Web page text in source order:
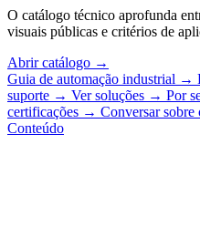
O catálogo técnico aprofunda
visuais públicas e critérios de
Abrir catálogo →
Guia de automação industrial →
suporte → Ver soluções → Por
certificações → Conversar sobre
Conteúdo